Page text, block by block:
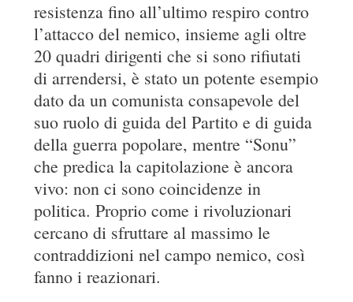
resistenza fino all’ultimo respiro contro
l’attacco del nemico, insieme agli oltre
20 quadri dirigenti che si sono rifiutati
di arrendersi, è stato un potente esempio
dato da un comunista consapevole del
suo ruolo di guida del Partito e di guida
della guerra popolare, mentre “Sonu”
che predica la capitolazione è ancora
vivo: non ci sono coincidenze in
politica. Proprio come i rivoluzionari
cercano di sfruttare al massimo le
contraddizioni nel campo nemico, così
fanno i reazionari.